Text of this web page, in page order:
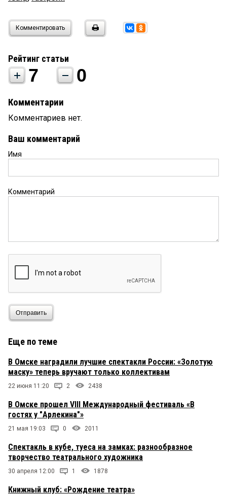
Комментировать
Рейтинг статьи
7 0
Комментарии
Комментариев нет.
Ваш комментарий
Имя
Комментарий
Отправить
Еще по теме
В Омске наградили лучшие спектакли России: «Золотую
маску» теперь вручают только коллективам
22 июня 11:20 2 2438
В Омске прошел VIII Международный фестиваль «В
гостях у "Арлекина"»
21 мая 19:03 0 2011
Спектакль в кубе, туеса на замках: разнообразное
творчество театрального художника
30 апреля 12:00 1 1878
Книжный клуб: «Рождение театра»